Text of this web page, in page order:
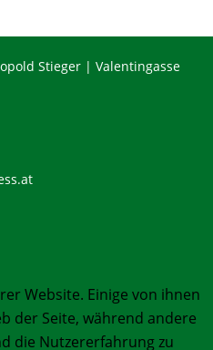
Stieger | Valentingasse
Website. Einige von ihnen
der Seite, während andere
die Nutzererfahrung zu